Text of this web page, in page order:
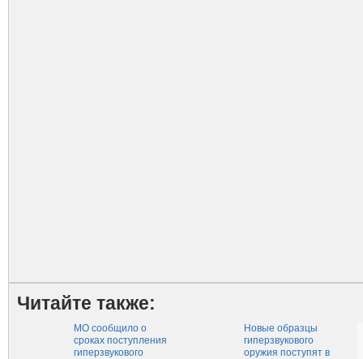
Читайте также:
МО сообщило о
сроках поступления
гиперзвукового
Новые образцы
гиперзвукового
оружия поступят в